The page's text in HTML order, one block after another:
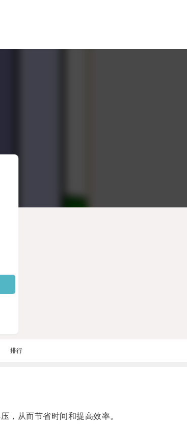
排行
从而节省时间和提高效率。